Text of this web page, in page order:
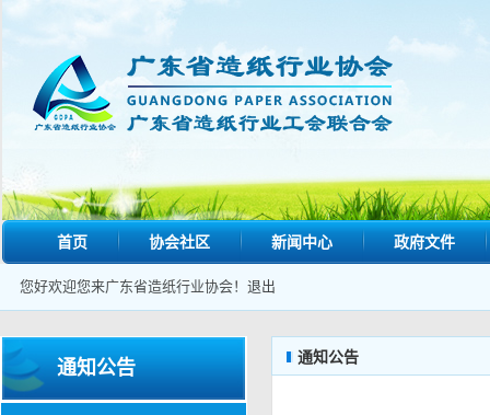
首页 协会社区 新闻中心 政府文件
您好欢迎您来广东省造纸行业协会！ 退出
通知公告 通知公告